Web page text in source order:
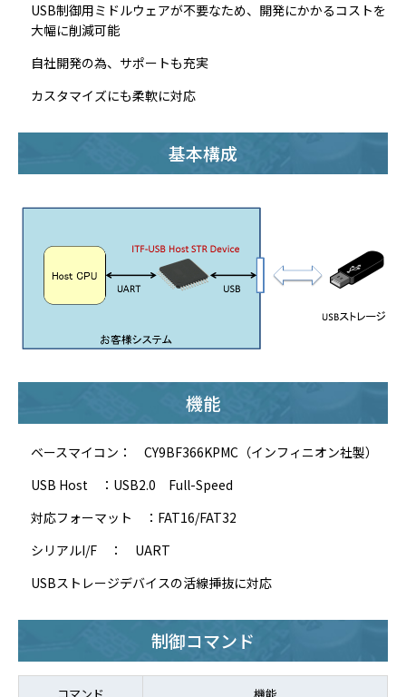
USB制御用ミドルウェアが不要なため、開発にかかるコストを
大幅に削減可能
自社開発の為、サポートも充実
カスタマイズにも柔軟に対応
基本構成
機能
ベースマイコン： CY9BF366KPMC（インフィニオン社製）
USB Host ：USB2.0 Full-Speed
対応フォーマット ：FAT16/FAT32
シリアルI/F ： UART
USBストレージデバイスの活線挿抜に対応
制御コマンド